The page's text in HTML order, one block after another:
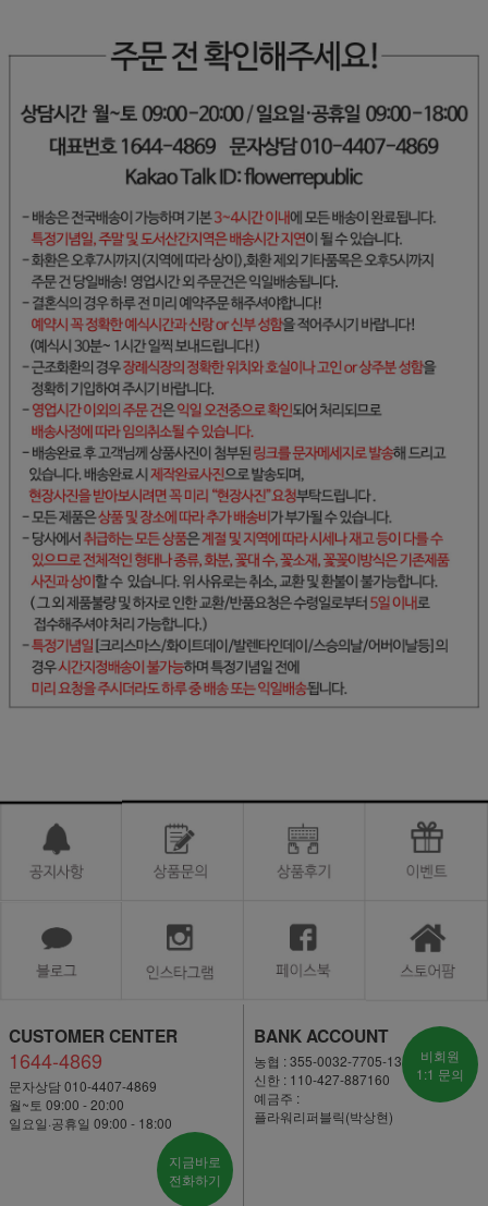
CUSTOMER CENTER
1644-4869
문자상담 010-4407-4869
월~토 09:00 - 20:00
일요일·공휴일 09:00 - 18:00
지금바로
전화하기
BANK ACCOUNT
농협 : 355-0032-7705-13
신한 : 110-427-887160
예금주 :
플라워리퍼블릭(박상현)
비회원
1:1 문의